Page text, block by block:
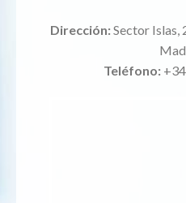
Dirección:Sector Islas,
Teléfono: